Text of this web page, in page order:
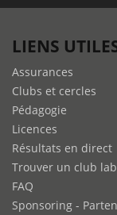
LIENS
Assurances
Clubs et cercles
Pédagogie
Licences
Résultats en direct
Trouver un club
FAQ
Sponsoring -